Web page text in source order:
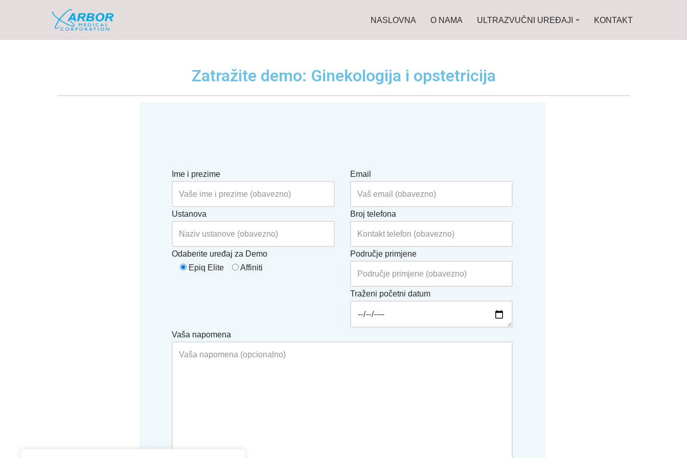
to
NASLOVNA O NAMA ULTRAZVUČNI UREĐAJI KONTAKT
Zatražite demo: Ginekologija i opstetricija
Ime i prezime
Ustanova
Email
Broj telefona
Odaberite uređaj za Demo
Epiq Elite
Affiniti
Područje primjene
Traženi početni datum
Vaša napomena